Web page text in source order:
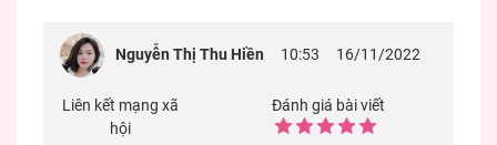
Nguyễn Thị Thu Hiền 10:53 16/11/2022
Liên kết mạng xã
hội
Đánh giá bài viết